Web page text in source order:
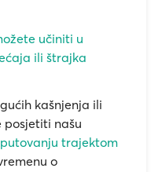
učiniti u
ili štrajka
kašnjenja ili
posjetiti našu
trajektom
o